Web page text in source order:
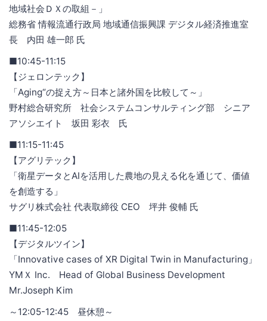
地域社会ＤＸの取組－」
総務省 情報流通行政局 地域通信振興課 デジタル経済推進室
長 内田 雄一郎 氏
■10:45-11:15
【ジェロンテック】
「Aging“の捉え方～日本と諸外国を比較して～」
野村総合研究所 社会システムコンサルティング部 シニア
アソシエイト 坂田 彩衣 氏
■11:15-11:45
【アグリテック】
「衛星データとAIを活用した農地の見える化を通じて、価値
を創造する」
サグリ株式会社 代表取締役 CEO 坪井 俊輔 氏
■11:45-12:05
【デジタルツイン】
「Innovative cases of XR Digital Twin in Manufacturing」
YMＸ Inc. Head of Global Business Development
Mr.Joseph Kim
～12:05-12:45 昼休憩～